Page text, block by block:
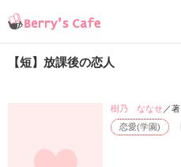
【短】放課後の恋人
恋愛(学園)
樹乃 ななせ／著